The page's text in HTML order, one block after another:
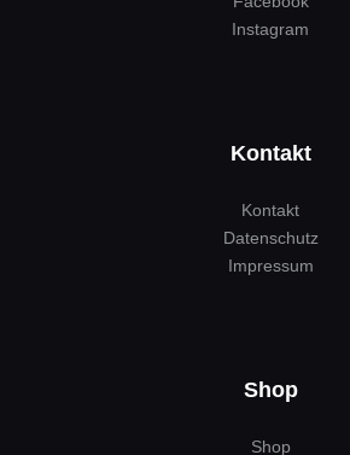
Instagram
Kontakt
Kontakt
Datenschutz
Impressum
Shop
Shop